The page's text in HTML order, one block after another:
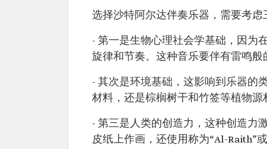
选择沙特阿尔达伴奏乐器，需要考虑
- 第一是生物心理社会学基础，因为
旋律和节奏。这种音乐要伴有雷鸣
- 其次是环境基础，这影响到乐器的
材料，还是棕榈树干和竹签等植物源
- 第三是人类的创造力，这种创造力
皮纸上作画，还使用称为“Al-Raith”